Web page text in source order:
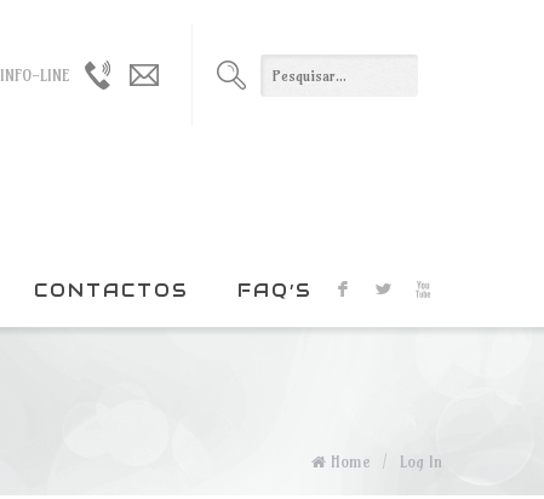
F L X
INFO-LINE
965021330geral@duxxi.org
CONTACTOS FAQ’S
Home / Log In